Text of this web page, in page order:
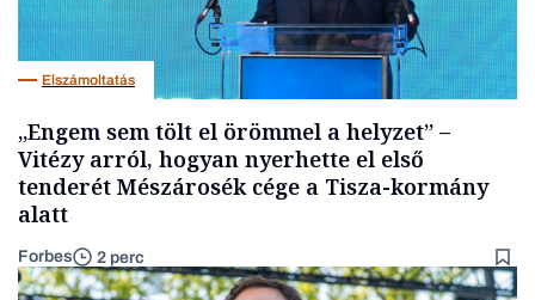
Elszámoltatás
„Engem sem tölt el örömmel a helyzet” –
Vitézy arról, hogyan nyerhette el első
tenderét Mészárosék cége a Tisza-kormány
alatt
Forbes 2 perc